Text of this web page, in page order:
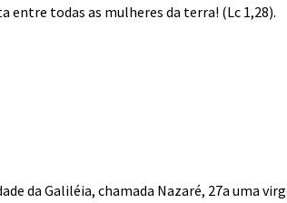
entre todas as mulheres da terra! (Lc 1,28).
da Galiléia, chamada Nazaré, 27a uma